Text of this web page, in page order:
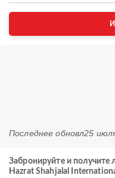
Последнее обновл25
Забронируйте и получите
Hazrat Shahjalal